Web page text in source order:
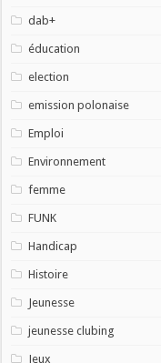
dab+
éducation
election
emission polonaise
Emploi
Environnement
femme
FUNK
Handicap
Histoire
Jeunesse
jeunesse clubing
Jeux